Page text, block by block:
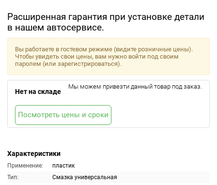
Расширенная гарантия при установке детали
в нашем автосервисе.
Характеристики
Применение:
пластик
Тип:
Смазка универсальная
Вы работаете в гостевом режиме (видите розничные цены).
Чтобы увидеть свои цены, вам нужно войти под своим
паролем (или зарегистрироваться).
Нет на складе
Мы можем привезти данный товар под заказ.
Посмотреть цены и сроки